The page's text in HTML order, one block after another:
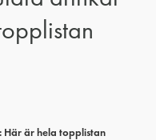
är hela topplistan